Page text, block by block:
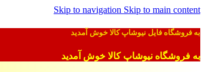
Skip to navigation Skip to main content
به فروشگاه فایل نیوشاپ کالا خوش آمدید
به فروشگاه نیوشاپ کالا خوش آمدید